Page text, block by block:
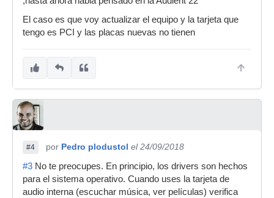
El caso es que voy actualizar el equipo y la tarjeta que
tengo es PCI y las placas nuevas no tienen
#4 por Pedro plodustol el 24/09/2018
#3 No te preocupes. En principio, los drivers son hechos
para el sistema operativo. Cuando uses la tarjeta de
audio interna (escuchar música, ver películas) verifica